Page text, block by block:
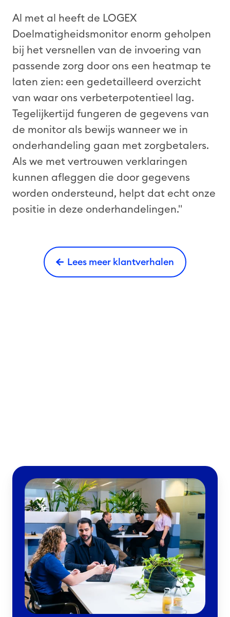
Al met al heeft de LOGEX
Doelmatigheidsmonitor enorm geholpen
bij het versnellen van de invoering van
passende zorg door ons een heatmap te
laten zien: een gedetailleerd overzicht
van waar ons verbeterpotentieel lag.
Tegelijkertijd fungeren de gegevens van
de monitor als bewijs wanneer we in
onderhandeling gaan met zorgbetalers.
Als we met vertrouwen verklaringen
kunnen afleggen die door gegevens
worden ondersteund, helpt dat echt onze
positie in deze onderhandelingen."
Lees meer klantverhalen